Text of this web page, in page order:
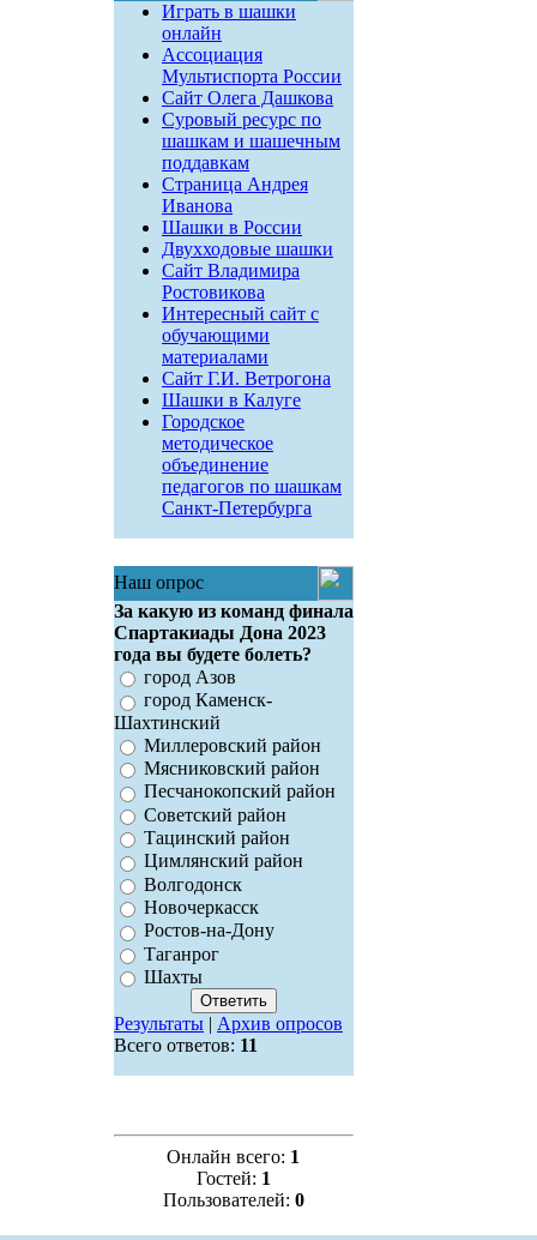
Играть в шашки
онлайн
Ассоциация
Мультиспорта России
Сайт Олега Дашкова
Суровый ресурс по
шашкам и шашечным
поддавкам
Страница Андрея
Иванова
Шашки в России
Двухходовые шашки
Сайт Владимира
Ростовикова
Интересный сайт с
обучающими
материалами
Сайт Г.И. Ветрогона
Шашки в Калуге
Городское
методическое
объединение
педагогов по шашкам
Санкт-Петербурга
Наш опрос
За какую из команд финала
Спартакиады Дона 2023
года вы будете болеть?
город Азов
город Каменск-
Шахтинский
Миллеровский район
Мясниковский район
Песчанокопский район
Советский район
Тацинский район
Цимлянский район
Волгодонск
Новочеркасск
Ростов-на-Дону
Таганрог
Шахты
Результаты| Архив опросов
Всего ответов: 11
Онлайн всего: 1
Гостей: 1
Пользователей: 0